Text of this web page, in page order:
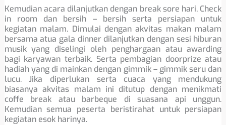
Kemudian acara dilanjutkan dengan break sore hari, Check
in room dan bersih – bersih serta persiapan untuk
kegiatan malam. Dimulai dengan akvitas makan malam
bersama atua gala dinner dilanjutkan dengan sesi hiburan
musik yang diselingi oleh penghargaan atau awarding
bagi karyawan terbaik. Serta pembagian doorprize atau
hadiah yang di mainkan dengan gimmik – gimmik seru dan
lucu. Jika diperlukan serta cuaca yang mendukung
biasanya akvitas malam ini ditutup dengan menikmati
coffe break atau barbeque di suasana api unggun.
Kemudian semua peserta beristirahat untuk persiapan
kegiatan esok harinya.